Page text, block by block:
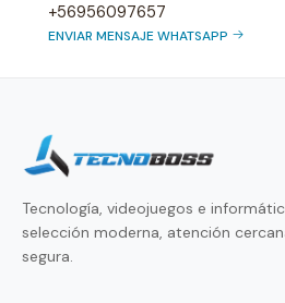
+56956097657
ENVIAR MENSAJE WHATSAPP
Tecnología, videojuegos e
selección moderna, atención
segura.